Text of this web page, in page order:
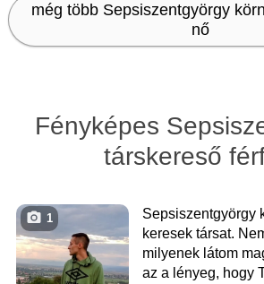
még több Sepsiszentgyörgy
nő
Fényképes
társkereső
1
Sepsiszentgyörgy
keresek társat.
milyenek látom
az a lényeg, hogy